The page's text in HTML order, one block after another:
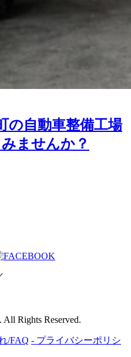
の自動車整備工場
ませんか？
Rights Reserved.
/FAQ - プライバシーポリシ